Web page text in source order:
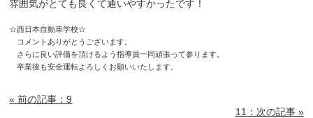
雰囲気がとても良くて通いやすかったです！
☆西日本自動車学校☆
コメントありがとうございます。
さらに良い評価を頂けるよう指導員一同頑張って参ります。
卒業後も安全運転よろしくお願いいたします。
« 前の記事：9
11：次の記事 »